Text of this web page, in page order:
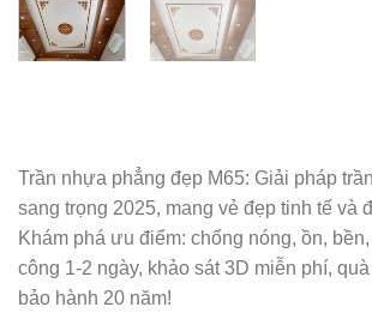
Trần nhựa phẳng đẹp M65: Giải pháp
sang trọng 2025, mang vẻ đẹp tinh tế và
Khám phá ưu điểm: chống nóng, ồn,
công 1-2 ngày, khảo sát 3D miễn phí,
bảo hành 20 năm!